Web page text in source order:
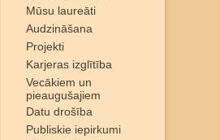
Mūsu laureāti
Audzināšana
Projekti
Karjeras izglītība
Vecākiem un
pieaugušajiem
Datu drošība
Publiskie iepirkumi